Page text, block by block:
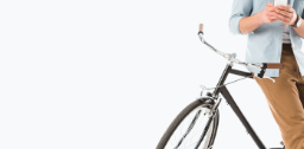
amabilidad de todos y la excelente
disposición para atender nuestras